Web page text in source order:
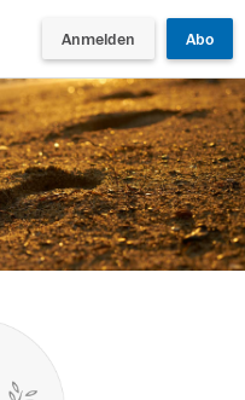
Anmelden Abo